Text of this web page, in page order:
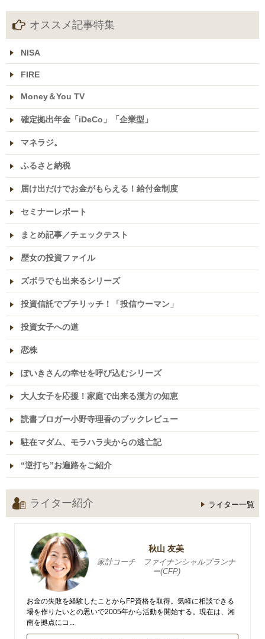
オススメ記事特集
NISA
FIRE
Money＆You TV
確定拠出年金「iDeCo」「企業型」
マネラジ。
ふるさと納税
届け出だけでお金がもらえる！給付金制度
セミナーレポート
まとめ記事／チェックテスト
歴女の投資ファイル
ズボラでも出来るシリーズ
投資信託でプチリッチ！「投信ウーマン」
投資女子への道
恋株
ぽいきさんの幸せを呼び込むシリーズ
大人女子を応援！家庭で出来る漢方の知恵
読書ブロガー小野寺理香のブックレビュー
駐在マダム、モラハラ夫からの逃亡記
“逆打ち”お遍路をご紹介
ライター紹介 ライター一覧
秋山 友美
家計コーチ ファイナンシャルプランナ
ー(CFP)
お金の失敗を経験したことからFP資格を取得。気軽に相談できる
場を作りたいとの思いで2005年から活動を開始する。現在は、湘
南を拠点にコ...